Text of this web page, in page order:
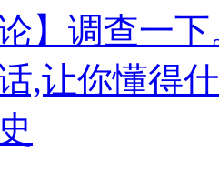
论】调查一
,让你懂得